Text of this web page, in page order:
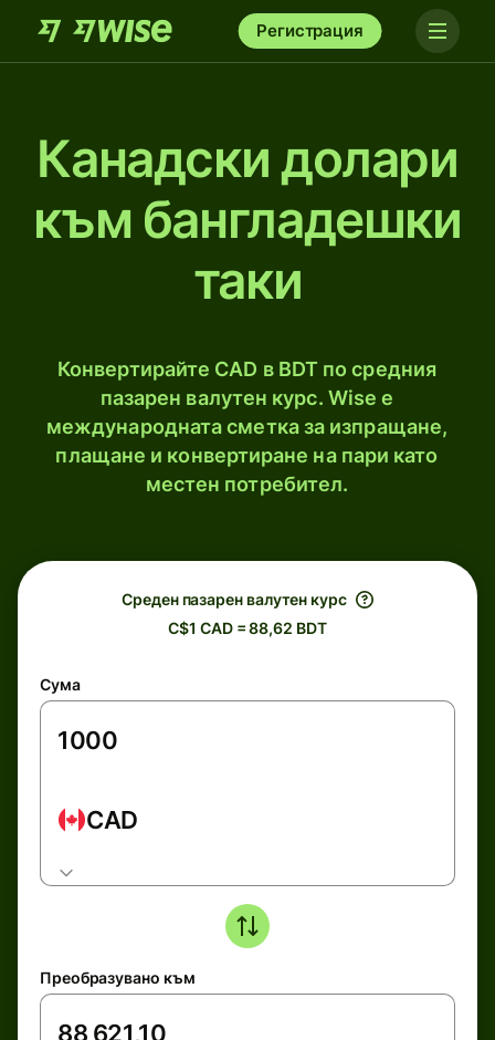
Регистрация
Канадски долари
към бангладешки
таки
Конвертирайте CAD в BDT по средния
пазарен валутен курс. Wise е
международната сметка за изпращане,
плащане и конвертиране на пари като
местен потребител.
Среден пазарен валутен курс
C$1 CAD = 88,62 BDT
Сума
CAD
Преобразувано към